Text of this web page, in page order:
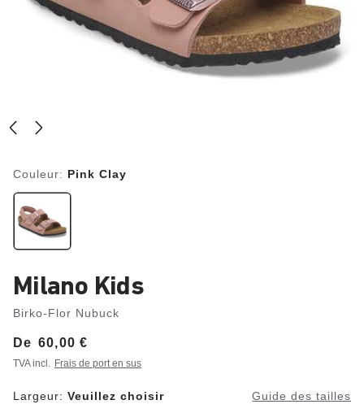
Couleur: Pink Clay
Milano Kids
Birko-Flor Nubuck
De
Price:60,00 €
TVA incl. Frais de port en sus
Largeur: Veuillez choisir Guide des tailles